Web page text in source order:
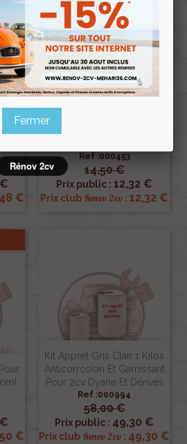
€
Ref :000453
14,50 €
Prix public : 12,32 €
Prix club Renov 2cv : 12,32 €
€
Kit Appret Gris Clair 1 Kilos
Anticorrosion Et Garnissant
Pour 2cv Dyane Et Dérivés
Ref :000994
58,00 €
Prix public : 49,30 €
Prix club Renov 2cv : 49,30 €
Fermer
Rénov 2cv